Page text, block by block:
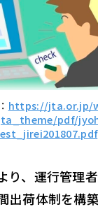
https://jta.or.jp/
pdf/
り、運行管理
出荷体制を構